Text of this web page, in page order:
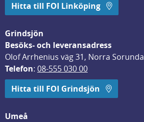
Hitta till FOI Linköping
Grindsjön
Besöks- och leveransadress
Olof Arrhenius väg 31, Norra Sorunda
Telefon: 08-555 030 00
Hitta till FOI Grindsjön
Umeå